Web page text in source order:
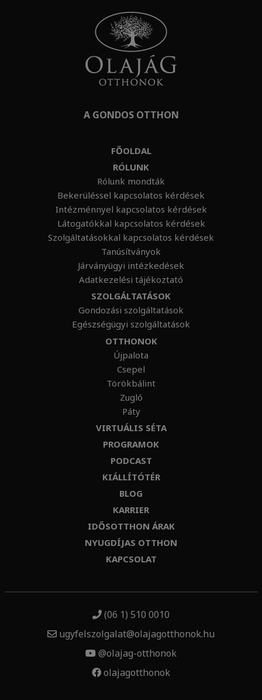
A GONDOS OTTHON
FŐOLDAL
RÓLUNK
Rólunk mondták
Bekerüléssel kapcsolatos kérdések
Intézménnyel kapcsolatos kérdések
Látogatókkal kapcsolatos kérdések
Szolgáltatásokkal kapcsolatos kérdések
Tanúsítványok
Járványügyi intézkedések
Adatkezelési tájékoztató
SZOLGÁLTATÁSOK
Gondozási szolgáltatások
Egészségügyi szolgáltatások
OTTHONOK
Újpalota
Csepel
Törökbálint
Zugló
Páty
VIRTUÁLIS SÉTA
PROGRAMOK
PODCAST
KIÁLLÍTÓTÉR
BLOG
KARRIER
IDŐSOTTHON ÁRAK
NYUGDÍJAS OTTHON
KAPCSOLAT
(06 1) 510 0010
ugyfelszolgalat@olajagotthonok.hu
@olajag-otthonok
olajagotthonok